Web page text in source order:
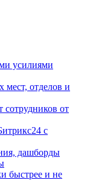
усилиями
мест, отделов и
сотрудников от
с
дашборды
быстрее и не